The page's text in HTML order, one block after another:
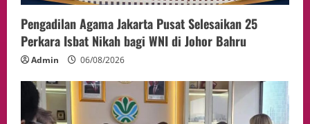
Pengadilan Agama Jakarta Pusat Selesaikan 25
Perkara Isbat Nikah bagi WNI di Johor Bahru
Admin 06/08/2026